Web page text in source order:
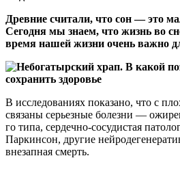
Древние считали, что сон — это
Сегодня мы знаем, что жизнь во
время нашей жизни очень важно
В исследованиях показано, что с
связаны серьезные болезни —
го типа, сердечно-сосудистая
Паркинсон, другие
внезапная смерть.